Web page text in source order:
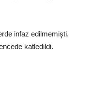
infaz edilmemişti.
katledildi.